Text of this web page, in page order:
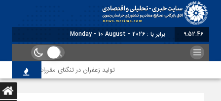
9:52:47 برابر با : Monday - 10 August - 2026
تولید زعفران در تنگنای مقررات ارزی و افزایش